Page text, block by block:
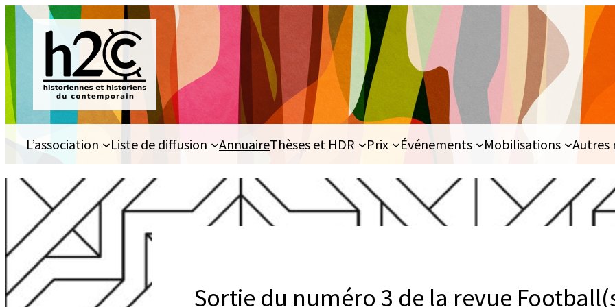
Aller
au
contenu
L’association Liste de diffusion AnnuaireThèses et HDR Prix Événements Mobilisations Autres
Sortie du numéro 3 de la revue